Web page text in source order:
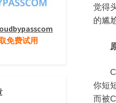
觉得
的尴
你短
而被
免费试用